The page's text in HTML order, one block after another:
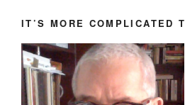
IT’S MORE COMPLICATED